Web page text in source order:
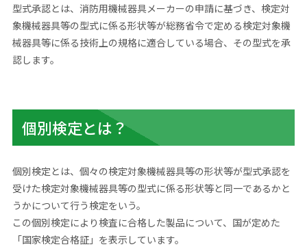
型式承認とは、消防用機械器具メーカーの申請に基づき、検定対
象機械器具等の型式に係る形状等が総務省令で定める検定対象機
械器具等に係る技術上の規格に適合している場合、その型式を承
認します。
個別検定とは？
個別検定とは、個々の検定対象機械器具等の形状等が型式承認を
受けた検定対象機械器具等の型式に係る形状等と同一であるかと
うかについて行う検定をいう。
この個別検定により検査に合格した製品について、国が定めた
「国家検定合格証」を表示しています。